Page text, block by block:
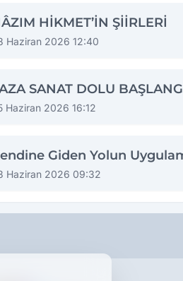
HİKMET’İN ŞİİRLERİ
Haziran 2026 12:40
SANAT DOLU
Haziran 2026 16:12
Giden Yolun
Haziran 2026 09:32